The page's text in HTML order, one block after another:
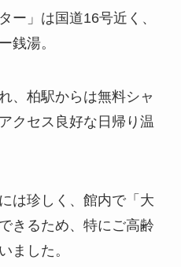
ー」は国道16号近く、
銭湯。
、柏駅からは無料シャ
クセス良好な日帰り温
は珍しく、館内で「大
きるため、特にご高齢
ました。